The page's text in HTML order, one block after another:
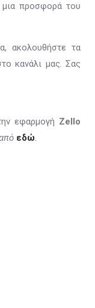
μια προσφορά του
ακολουθήστε τα
κανάλι μας. Σας
εφαρμογή Zello
εδώ.